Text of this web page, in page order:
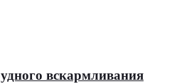
вскармливания